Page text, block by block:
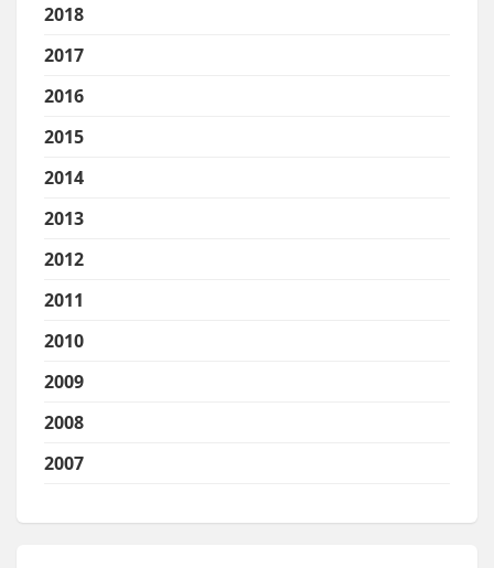
2018
2017
2016
2015
2014
2013
2012
2011
2010
2009
2008
2007